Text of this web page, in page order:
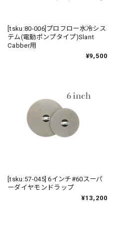
[tsku:80-006]プロフロー水冷シス
テム(電動ポンプタイプ)Slant
Cabber用
¥9,500
[tsku:57-045] 6インチ#60スーパ
ーダイヤモンドラップ
¥13,200